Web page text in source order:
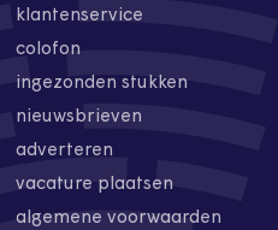
klantenservice
colofon
ingezonden stukken
nieuwsbrieven
adverteren
vacature plaatsen
algemene voorwaarden